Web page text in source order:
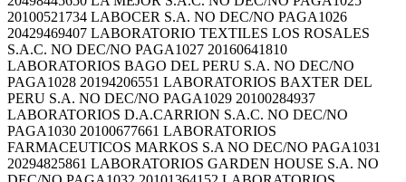
20100521734 LABOCER S.A. NO DEC/NO PAGA1026
20429469407 LABORATORIO TEXTILES LOS ROSALES
S.A.C. NO DEC/NO PAGA1027 20160641810
LABORATORIOS BAGO DEL PERU S.A. NO DEC/NO
PAGA1028 20194206551 LABORATORIOS BAXTER DEL
PERU S.A. NO DEC/NO PAGA1029 20100284937
LABORATORIOS D.A.CARRION S.A.C. NO DEC/NO
PAGA1030 20100677661 LABORATORIOS
FARMACEUTICOS MARKOS S.A NO DEC/NO PAGA1031
20294825861 LABORATORIOS GARDEN HOUSE S.A. NO